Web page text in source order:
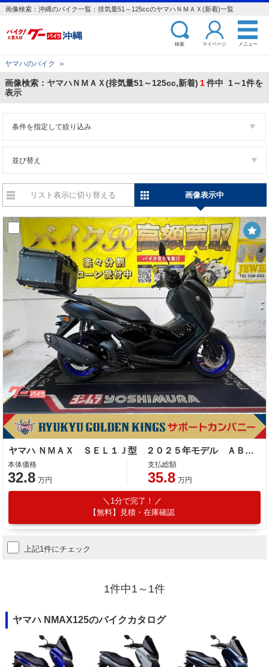
画像検索：沖縄のバイク一覧：排気量51～125ccのヤマハＮＭＡＸ(新着)一覧
検索 マイページ メニュー
ヤマハのバイク ＞
画像検索：ヤマハＮＭＡＸ(排気量51～125cc,新着) 1件中 1～1件を
表示
条件を指定して絞り込み
並び替え
リスト表示に切り替える 画像表示中
ヤマハ ＮＭＡＸ ＳＥＬ１Ｊ型 ２０２５年モデル ＡＢＳ キーレス リアキャリア リアＢＯＸ
本体価格
32.8 万円
支払総額
35.8 万円
1分で完了！
【無料】見積・在庫確認
上記1件にチェック
1件中1～1件
ヤマハ NMAX125のバイクカタログ